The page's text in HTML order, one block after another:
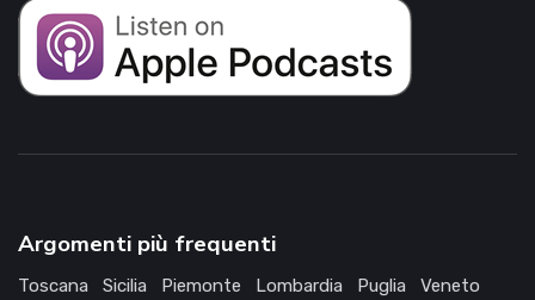
Argomenti più frequenti
Toscana Sicilia Piemonte Lombardia Puglia
Veneto